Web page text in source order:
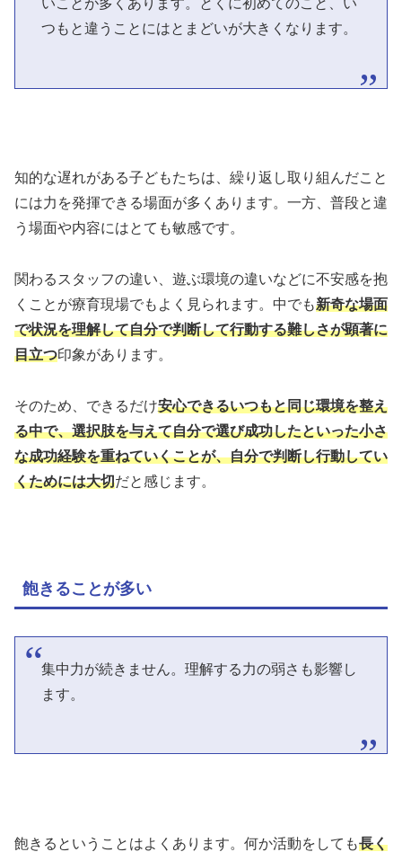
いことが多くあります。とくに初めてのこと、い
つもと違うことにはとまどいが大きくなります。
知的な遅れがある子どもたちは、繰り返し取り組んだこと
には力を発揮できる場面が多くあります。一方、普段と違
う場面や内容にはとても敏感です。
関わるスタッフの違い、遊ぶ環境の違いなどに不安感を抱
くことが療育現場でもよく見られます。中でも新奇な場面
で状況を理解して自分で判断して行動する難しさが顕著に
目立つ印象があります。
そのため、できるだけ安心できるいつもと同じ環境を整え
る中で、選択肢を与えて自分で選び成功したといった小さ
な成功経験を重ねていくことが、自分で判断し行動してい
くためには大切だと感じます。
飽きることが多い
集中力が続きません。理解する力の弱さも影響し
ます。
飽きるということはよくあります。何か活動をしても長く